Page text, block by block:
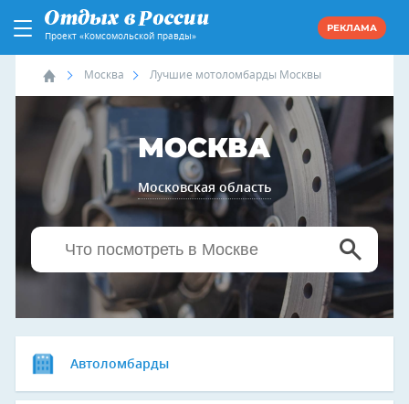
Проект «Комсомольской правды»
РЕКЛАМА
Москва Лучшие мотоломбарды Москвы
МОСКВА
Московская область
Автоломбарды